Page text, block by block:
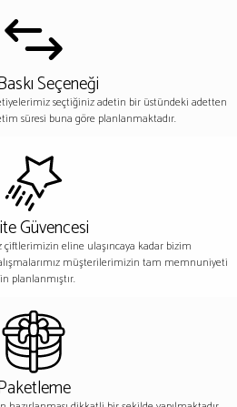
Seçeneği
seçtiğiniz adetin bir üstündeki adetten
süresi buna göre planlanmaktadır.
Güvencesi
eline ulaşıncaya kadar bizim
müşterilerimizin tam memnuniyeti
planlanmıştır.